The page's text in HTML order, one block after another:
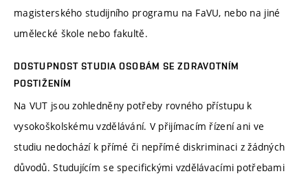
magisterského studijního programu na FaVU, nebo na jiné
umělecké škole nebo fakultě.
DOSTUPNOST STUDIA OSOBÁM SE ZDRAVOTNÍM
POSTIŽENÍM
Na VUT jsou zohledněny potřeby rovného přístupu k
vysokoškolskému vzdělávání. V přijímacím řízení ani ve
studiu nedochází k přímé či nepřímé diskriminaci z žádných
důvodů. Studujícím se specifickými vzdělávacími potřebami